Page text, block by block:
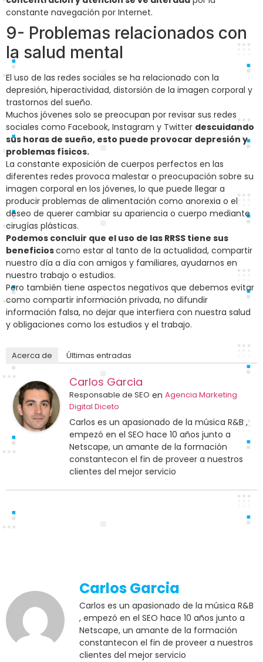
constante navegación por Internet.
9- Problemas relacionados con
la salud mental
El uso de las redes sociales se ha relacionado con la
depresión, hiperactividad, distorsión de la imagen corporal y
trastornos del sueño.
Muchos jóvenes solo se preocupan por revisar sus redes
sociales como Facebook, Instagram y Twitter descuidando
sus horas de sueño, esto puede provocar depresión y
problemas físicos.
La constante exposición de cuerpos perfectos en las
diferentes redes provoca malestar o preocupación sobre su
imagen corporal en los jóvenes, lo que puede llegar a
producir problemas de alimentación como anorexia o el
deseo de querer cambiar su apariencia o cuerpo mediante
cirugías plásticas.
Podemos concluir que el uso de las RRSS tiene sus
beneficioscomo estar al tanto de la actualidad, compartir
nuestro día a día con amigos y familiares, ayudarnos en
nuestro trabajo o estudios.
Pero también tiene aspectos negativos que debemos evitar
como compartir información privada, no difundir
información falsa, no dejar que interfiera con nuestra salud
y obligaciones como los estudios y el trabajo.
Acerca de Últimas entradas
Carlos Garcia
Responsable de SEO en Agencia Marketing
Digital Diceto
Carlos es un apasionado de la música R&B ,
empezó en el SEO hace 10 años junto a
Netscape, un amante de la formación
constantecon el fin de proveer a nuestros
clientes del mejor servicio
Carlos Garcia
Carlos es un apasionado de la música R&B
, empezó en el SEO hace 10 años junto a
Netscape, un amante de la formación
constantecon el fin de proveer a nuestros
clientes del mejor servicio